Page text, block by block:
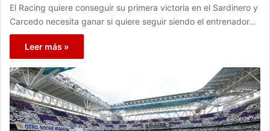
El Racing quiere conseguir su primera victoria en el Sardinero y
Carcedo necesita ganar si quiere seguir siendo el entrenador…
Leer más »